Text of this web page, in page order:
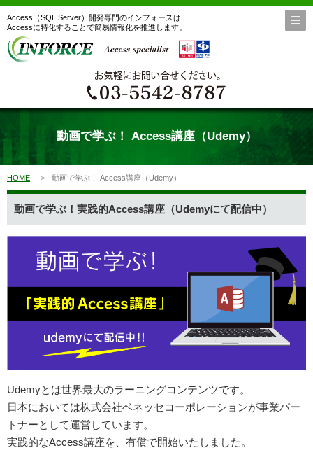
Access（SQL Server）開発専門のインフォースは
Accessに特化することで簡易情報化を推進します。
動画で学ぶ！ Access講座（Udemy）
HOME 動画で学ぶ！ Access講座（Udemy）
動画で学ぶ！実践的Access講座（Udemyにて配信中）
Udemyとは世界最大のラーニングコンテンツです。
日本においては株式会社ベネッセコーポレーションが事業パー
トナーとして運営しています。
実践的なAccess講座を、有償で開始いたしました。